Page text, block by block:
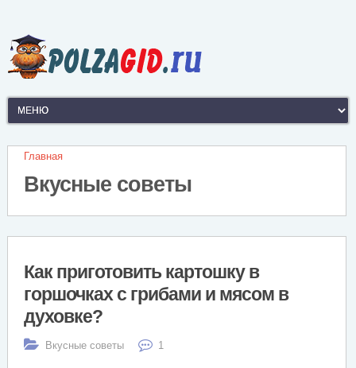
Главная
Вкусные советы
Как приготовить картошку в
горшочках с грибами и мясом в
духовке?
Вкусные советы 1